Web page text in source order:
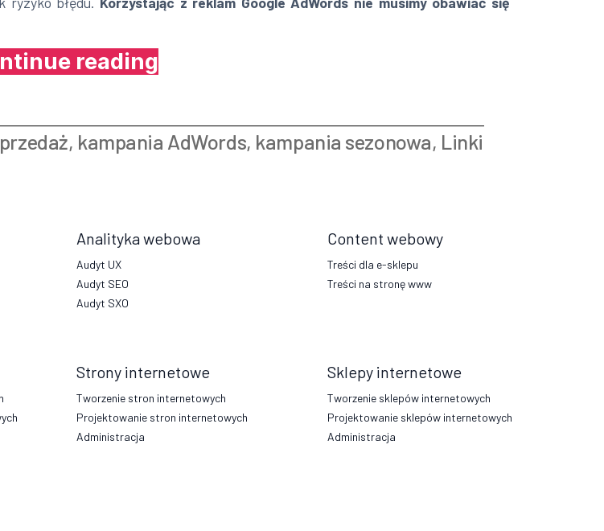
reading„Sezonowość
Google
AdWords
, kampania AdWords, kampania sezonowa, Linki
Analityka webowa
Audyt UX
Audyt SEO
Audyt SXO
Content webowy
Treści dla e-sklepu
Treści na stronę www
Strony internetowe
Tworzenie stron internetowych
Projektowanie stron internetowych
Administracja
Sklepy internetowe
Tworzenie sklepów internetowych
Projektowanie sklepów internetowych
Administracja